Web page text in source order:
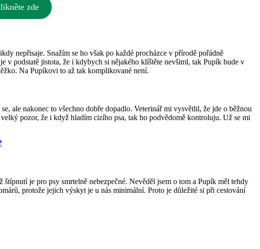
zde
nepřisaje. Snažím se ho však po každé procházce v přírodě pořádně
v podstatě jistota, že i kdybych si nějakého klíštěte nevšiml, tak Pupík bude v
Na Pupíkovi to až tak komplikované není.
ale nakonec to všechno dobře dopadlo. Veterinář mi vysvětlil, že jde o běžnou
pozor, že i když hladím cizího psa, tak ho podvědomě kontroluju. Už se mi
je pro psy smrtelně nebezpečné. Nevěděl jsem o tom a Pupík měl tehdy
protože jejich výskyt je u nás minimální. Proto je důležité si při cestování